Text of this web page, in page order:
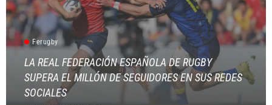
Ferugby
LA REAL FEDERACIÓN ESPAÑOLA DE RUGBY
SUPERA EL MILLÓN DE SEGUIDORES EN SUS REDES
SOCIALES